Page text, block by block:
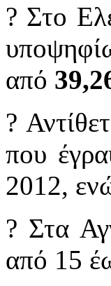
? Στο
από
?
που
2012,
? Στα
από 15